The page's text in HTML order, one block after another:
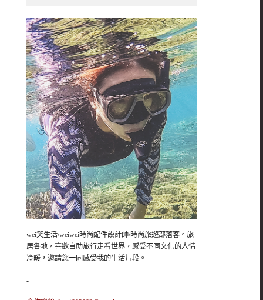
wei笑生活/weiwei時尚配件設計師/時尚旅遊部落客。旅
居各地，喜歡自助旅行走看世界，感受不同文化的人情
冷暖，邀請您一同感受我的生活片段。
-